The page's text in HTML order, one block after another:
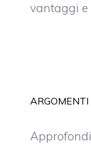
vantaggi e
ARGOMENTI